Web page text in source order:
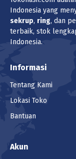
Indonesia yang
sekrup, ring, dan
terbaik, stok
Indonesia.
Informasi
Tentang Kami
Lokasi Toko
Bantuan
Akun